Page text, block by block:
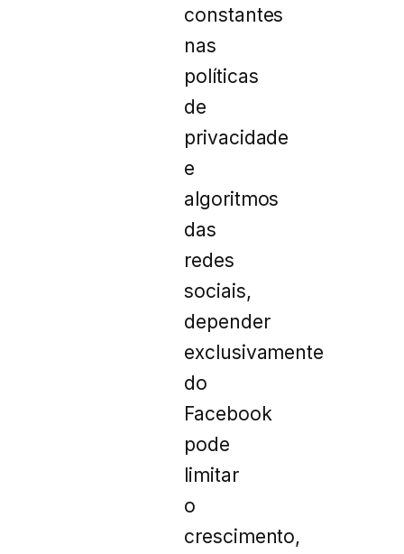
constantes
nas
políticas
de
privacidade
e
algoritmos
das
redes
sociais,
depender
exclusivamente
do
Facebook
pode
limitar
o
crescimento,